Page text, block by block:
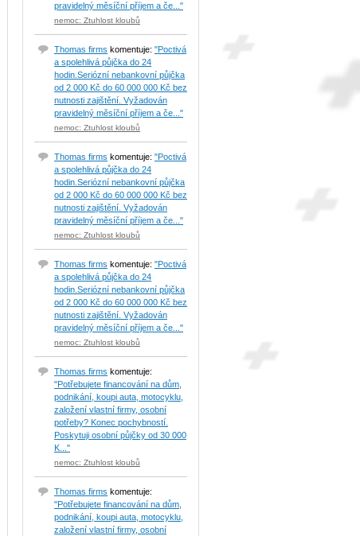
pravidelný měsíční příjem a če..."
nemoc: Ztuhlost kloubů
Thomas firms komentuje: "Poctivá
a spolehlivá půjčka do 24
hodin.Seriózní nebankovní půjčka
od 2 000 Kč do 60 000 000 Kč bez
nutnosti zajištění. Vyžadován
pravidelný měsíční příjem a če..."
nemoc: Ztuhlost kloubů
Thomas firms komentuje: "Poctivá
a spolehlivá půjčka do 24
hodin.Seriózní nebankovní půjčka
od 2 000 Kč do 60 000 000 Kč bez
nutnosti zajištění. Vyžadován
pravidelný měsíční příjem a če..."
nemoc: Ztuhlost kloubů
Thomas firms komentuje: "Poctivá
a spolehlivá půjčka do 24
hodin.Seriózní nebankovní půjčka
od 2 000 Kč do 60 000 000 Kč bez
nutnosti zajištění. Vyžadován
pravidelný měsíční příjem a če..."
nemoc: Ztuhlost kloubů
Thomas firms komentuje:
"Potřebujete financování na dům,
podnikání, koupi auta, motocyklu,
založení vlastní firmy, osobní
potřeby? Konec pochybností.
Poskytuji osobní půjčky od 30 000
K..."
nemoc: Ztuhlost kloubů
Thomas firms komentuje:
"Potřebujete financování na dům,
podnikání, koupi auta, motocyklu,
založení vlastní firmy, osobní